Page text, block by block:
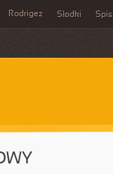
Rodrigez Słodki Spis